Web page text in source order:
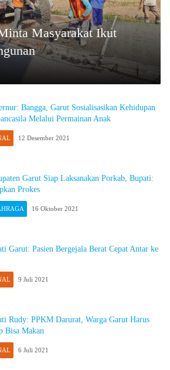
Masyarakat Ikut
Bangga, Garut Sosialisasikan Kehidupan
Melalui Permainan Anak
12 Desember 2021
Garut Siap Laksanakan Porkab, Bupati:
Prokes
16 Oktober 2021
Garut: Pasien Bergejala Berat Cepat Antar ke
9 Juli 2021
Rudy: PPKM Darurat, Warga Garut Harus
Bisa Makan
6 Juli 2021